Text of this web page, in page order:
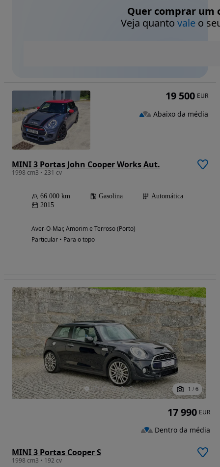
Quer comprar um
Veja quanto valeo
MINI 3 Portas John Cooper Works Aut.
1998 cm3 • 231 cv
66 000 km Gasolina
Automática
2015
Aver-O-Mar, Amorim e Terroso (Porto)
Particular • Para o topo
19 500 EUR
Abaixo da média
1 / 6
MINI 3 Portas Cooper S
1998 cm3 • 192 cv
17 990 EUR
Dentro da média